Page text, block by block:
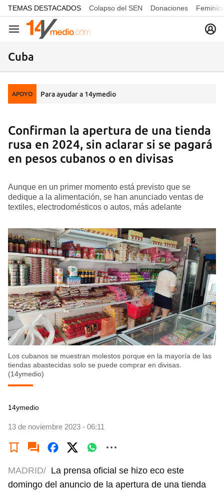
common.go-to-content
TEMAS DESTACADOS Colapso del SEN Donaciones
Navegación
Cuba
APOYO Para ayudar a 14ymedio
Confirman la apertura de una tienda
rusa en 2024, sin aclarar si se pagará
en pesos cubanos o en divisas
Aunque en un primer momento está previsto que se
dedique a la alimentación, se han anunciado ventas de
textiles, electrodomésticos o autos, más adelante
Los cubanos se muestran molestos porque en la mayoría de las
tiendas abastecidas solo se puede comprar en divisas.
(14ymedio)
14ymedio
13 de noviembre 2023 - 06:11
MADRID/ La prensa oficial se hizo eco este
domingo del anuncio de la apertura de una tienda